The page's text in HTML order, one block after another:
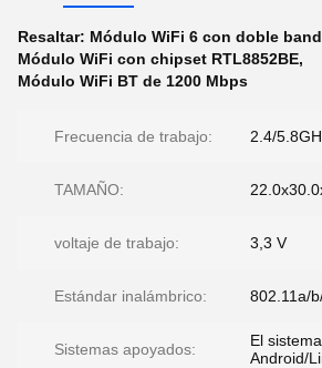
Resaltar: Módulo WiFi 6 con doble
Módulo WiFi con chipset RTL8852BE,
Módulo WiFi BT de 1200 Mbps
Frecuencia de trabajo: 2.4/
TAMAÑO:
voltaje de trabajo: 3,3 V
Estándar inalámbrico: 802.11a/
Sistemas apoyados:
El
Android/